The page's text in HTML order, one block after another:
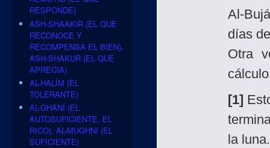
Al-
días
Otra
[1]
la luna.
RESPONDE)
ASH-SHAAKIR (EL QUE
RECONOCE Y
RECOMPENSA EL BIEN),
ASH-SHAKUR (EL QUE
APRECIA)
AL-HALÍM (EL
TOLERANTE)
AL-GHANÍ (EL
AUTOSUFICIENTE, EL
RICO), AL-MUGHNI (EL
SUFICIENTE)